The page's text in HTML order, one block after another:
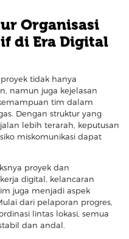
Organisasi
di Era Digital
tidak hanya
namun juga kejelasan
tim dalam
Dengan struktur yang
lebih terarah, keputusan
miskomunikasi dapat
proyek dan
digital, kelancaran
juga menjadi aspek
dari pelaporan progres,
lintas lokasi, semua
dan andal.